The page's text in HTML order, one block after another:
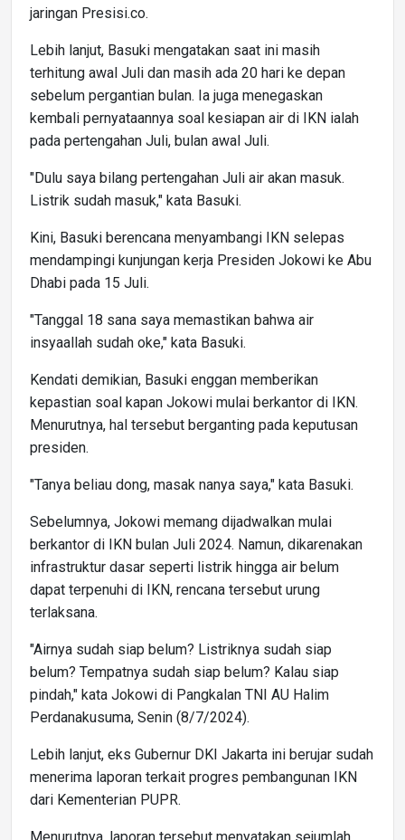
jaringan Presisi.co.
Lebih lanjut, Basuki mengatakan saat ini masih
terhitung awal Juli dan masih ada 20 hari ke depan
sebelum pergantian bulan. Ia juga menegaskan
kembali pernyataannya soal kesiapan air di IKN ialah
pada pertengahan Juli, bulan awal Juli.
"Dulu saya bilang pertengahan Juli air akan masuk.
Listrik sudah masuk," kata Basuki.
Kini, Basuki berencana menyambangi IKN selepas
mendampingi kunjungan kerja Presiden Jokowi ke Abu
Dhabi pada 15 Juli.
"Tanggal 18 sana saya memastikan bahwa air
insyaallah sudah oke," kata Basuki.
Kendati demikian, Basuki enggan memberikan
kepastian soal kapan Jokowi mulai berkantor di IKN.
Menurutnya, hal tersebut berganting pada keputusan
presiden.
"Tanya beliau dong, masak nanya saya," kata Basuki.
Sebelumnya, Jokowi memang dijadwalkan mulai
berkantor di IKN bulan Juli 2024. Namun, dikarenakan
infrastruktur dasar seperti listrik hingga air belum
dapat terpenuhi di IKN, rencana tersebut urung
terlaksana.
"Airnya sudah siap belum? Listriknya sudah siap
belum? Tempatnya sudah siap belum? Kalau siap
pindah," kata Jokowi di Pangkalan TNI AU Halim
Perdanakusuma, Senin (8/7/2024).
Lebih lanjut, eks Gubernur DKI Jakarta ini berujar sudah
menerima laporan terkait progres pembangunan IKN
dari Kementerian PUPR.
Menurutnya, laporan tersebut menyatakan sejumlah